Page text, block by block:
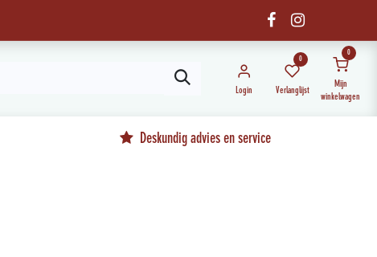
Login
0
Verlanglijst
0
Mijn
winkelwagen
Deskundig advies en service